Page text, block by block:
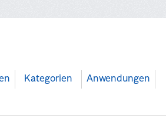
Kategorien Anwendungen